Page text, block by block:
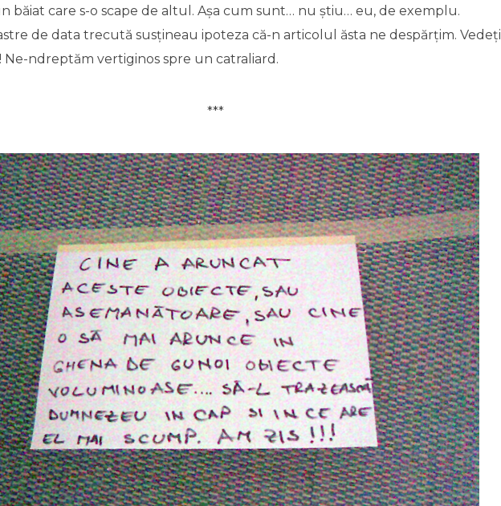
băiat care s-o scape de altul. Așa cum sunt… nu știu… eu, de exemplu.
de data trecută susțineau ipoteza că-n articolul ăsta ne despărțim. Vedeți
Ne-ndreptăm vertiginos spre un catraliard.
***